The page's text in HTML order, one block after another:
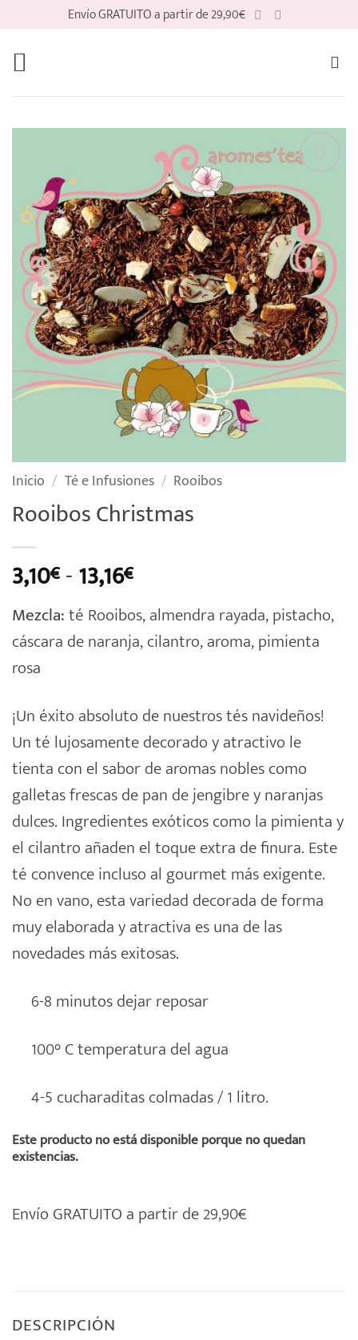
contenido
Envío GRATUITO a partir de 29,90€
Inicio / Té e Infusiones / Rooibos
Rooibos Christmas
3,10€ -13,16€Rango
de
precios:
desde
hasta
13,16€
Mezcla:té Rooibos, almendra rayada, pistacho,
cáscara de naranja, cilantro, aroma, pimienta
rosa
¡Un éxito absoluto de nuestros tés navideños!
Un té lujosamente decorado y atractivo le
tienta con el sabor de aromas nobles como
galletas frescas de pan de jengibre y naranjas
dulces. Ingredientes exóticos como la pimienta y
el cilantro añaden el toque extra de finura. Este
té convence incluso al gourmet más exigente.
No en vano, esta variedad decorada de forma
muy elaborada y atractiva es una de las
novedades más exitosas.
6-8 minutos dejar reposar
100° C temperatura del agua
4-5 cucharaditas colmadas / 1 litro.
Este producto no está disponible porque no quedan
existencias.
Envío GRATUITO a partir de 29,90€
DESCRIPCIÓN